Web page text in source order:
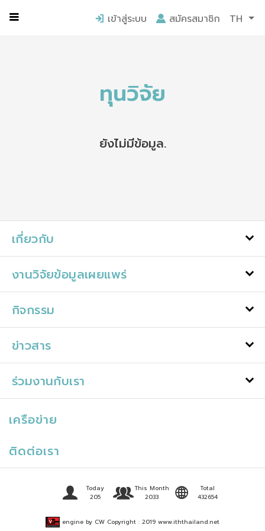
เข้าสู่ระบบ สมัครสมาชิก TH
หน้าแรก ร่วมงานกับเรา
ทุนวิจัย
ยังไม่มีข้อมูล.
เกี่ยวกับ
งานวิจัยข้อมูลเผยแพร่
กิจกรรม
ข่าวสาร
ร่วมงานกับเรา
เครือข่าย
ติดต่อเรา
Today This Month
Total
205
2033 432654
engine by CW Copyright : 2019 www.iththailand.net